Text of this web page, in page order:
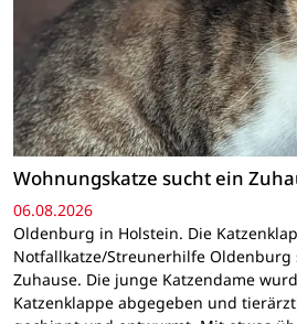
Wohnungskatze sucht ein
06.08.2026
Oldenburg in Holstein. Die
Notfallkatze/Streunerhilfe Oldenburg
Zuhause. Die junge Katzendame
Katzenklappe abgegeben und